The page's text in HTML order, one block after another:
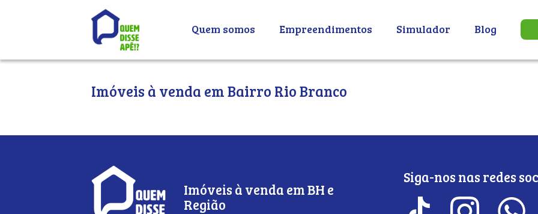
Quem somos Empreendimentos Simulador Blog
Imóveis à venda em Bairro Rio Branco
Imóveis à venda em BH e
Região
Siga-nos nas redes